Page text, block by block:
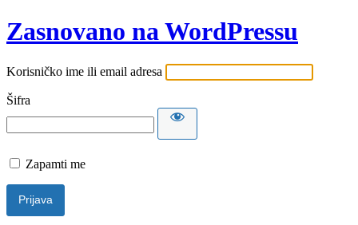
Zasnovano na WordPressu
Korisničko ime ili email adresa
Šifra
Zapamti me